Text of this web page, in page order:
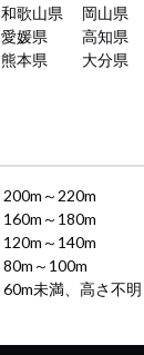
和歌山県 岡山県
愛媛県 高知県
熊本県 大分県
200m～220m
160m～180m
120m～140m
80m～100m
60m未満、高さ不明